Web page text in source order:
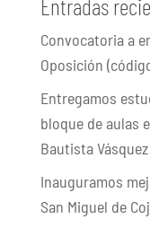
Entradas
Convocatoria a
Oposición
Entregamos
bloque de aulas
Bautista Vásquez
Inauguramos
San Miguel de